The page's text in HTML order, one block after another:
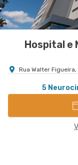
Hospital e
Rua Walter
5